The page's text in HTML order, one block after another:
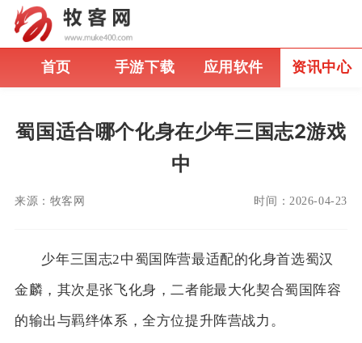
首页 手游下载 应用软件 资讯中心
蜀国适合哪个化身在少年三国志2游戏
中
来源： 牧客网 时间： 2026-04-23
少年三国志2中蜀国阵营最适配的化身首选蜀汉
金麟，其次是张飞化身，二者能最大化契合蜀国阵容
的输出与羁绊体系，全方位提升阵营战力。